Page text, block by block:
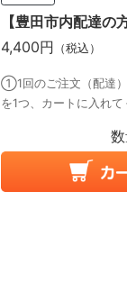
【豊田市内配達の
4,400円 （税込）
①1回のご注文（配達）
を1つ、カートに入れ